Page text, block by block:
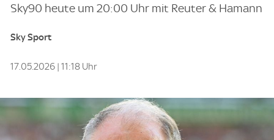
Sky90 heute um 20:00 Uhr mit Reuter & Hamann
Sky Sport
17.05.2026 | 11:18 Uhr